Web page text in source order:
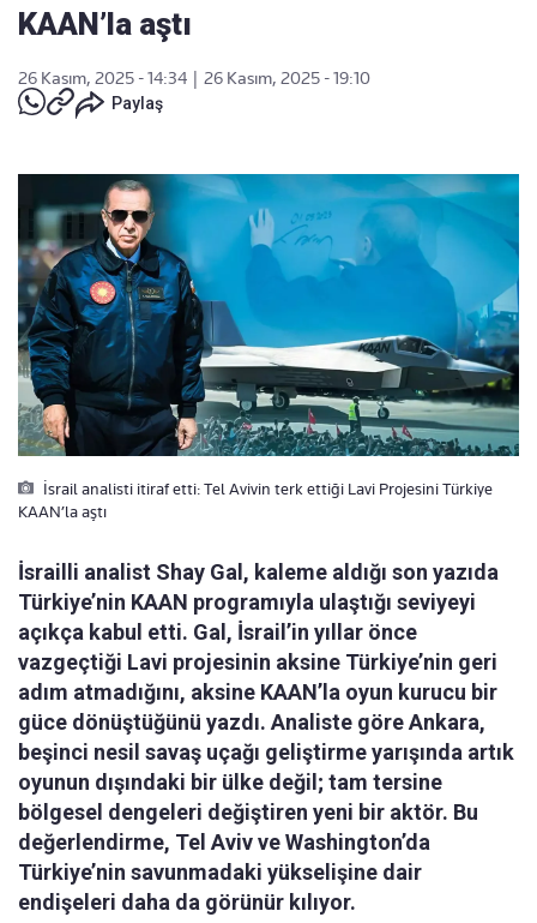
KAAN’la aştı
26 Kasım, 2025 - 14:34
26 Kasım, 2025 - 19:10
Paylaş
İsrail analisti itiraf etti: Tel Avivin terk ettiği Lavi Projesini Türkiye
KAAN’la aştı
İsrailli analist Shay Gal, kaleme aldığı son yazıda
Türkiye’nin KAAN programıyla ulaştığı seviyeyi
açıkça kabul etti. Gal, İsrail’in yıllar önce
vazgeçtiği Lavi projesinin aksine Türkiye’nin geri
adım atmadığını, aksine KAAN’la oyun kurucu bir
güce dönüştüğünü yazdı. Analiste göre Ankara,
beşinci nesil savaş uçağı geliştirme yarışında artık
oyunun dışındaki bir ülke değil; tam tersine
bölgesel dengeleri değiştiren yeni bir aktör. Bu
değerlendirme, Tel Aviv ve Washington’da
Türkiye’nin savunmadaki yükselişine dair
endişeleri daha da görünür kılıyor.